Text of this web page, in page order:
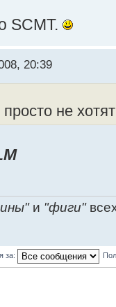
SCMT.
20:39
не хотят
и "фиги"
за: